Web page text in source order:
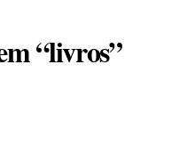
“livros”